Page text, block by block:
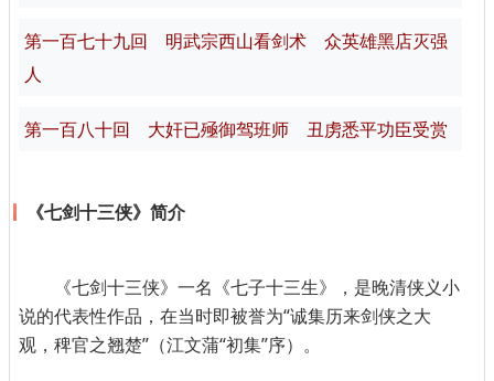
第一百七十九回 明武宗西山看剑术 众英雄黑店灭强
人
第一百八十回 大奸已殛御驾班师 丑虏悉平功臣受赏
《七剑十三侠》简介
《七剑十三侠》一名《七子十三生》，是晚清侠义小
说的代表性作品，在当时即被誉为“诚集历来剑侠之大
观，稗官之翘楚”（江文蒲“初集”序）。